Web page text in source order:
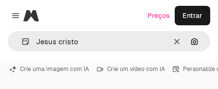
Close menu
Magnific
Limpar
Preços Entrar
Crie uma imagem com IA Crie um vídeo com IA Personalize